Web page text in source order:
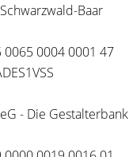
Baar
0065 0004 0001 47
- Die Gestalterbank